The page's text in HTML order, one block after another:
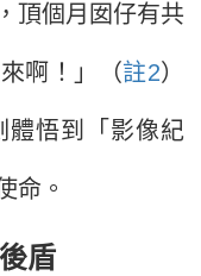
頂個月囡仔有共
啊！」（註2）
體悟到「影像紀
命。
盾